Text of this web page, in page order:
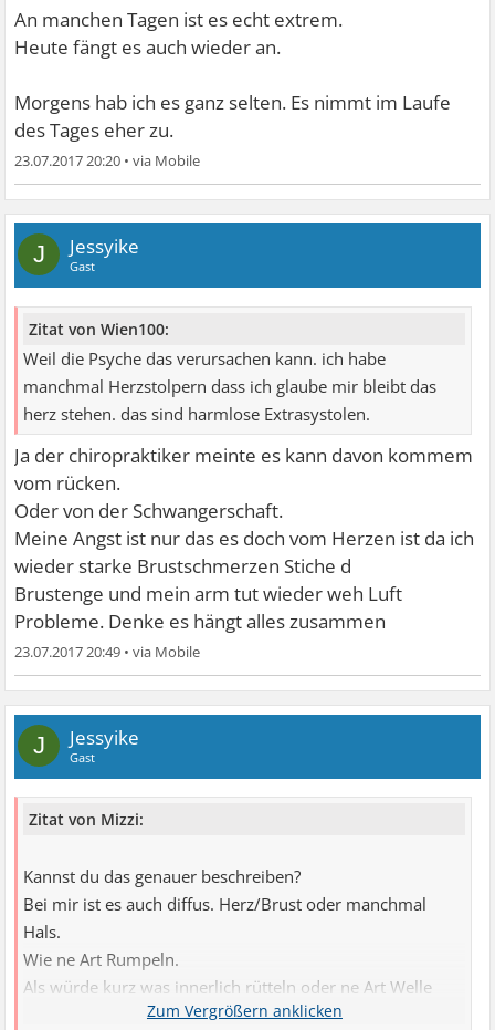
An manchen Tagen ist es echt extrem.
Heute fängt es auch wieder an.
Morgens hab ich es ganz selten. Es nimmt im Laufe
des Tages eher zu.
23.07.2017 20:20 •
J Jessyike
Gast
Zitat von Wien100:
Weil die Psyche das verursachen kann. ich habe
manchmal Herzstolpern dass ich glaube mir bleibt das
herz stehen. das sind harmlose Extrasystolen.
Ja der chiropraktiker meinte es kann davon kommem
vom rücken.
Oder von der Schwangerschaft.
Meine Angst ist nur das es doch vom Herzen ist da ich
wieder starke Brustschmerzen Stiche d
Brustenge und mein arm tut wieder weh Luft
Probleme. Denke es hängt alles zusammen
23.07.2017 20:49 •
J Jessyike
Gast
Zitat von Mizzi:
Kannst du das genauer beschreiben?
Bei mir ist es auch diffus. Herz/Brust oder manchmal
Hals.
Wie ne Art Rumpeln.
Als würde kurz was innerlich rütteln oder ne Art Welle